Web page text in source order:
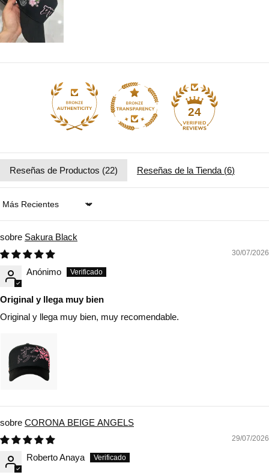
24
Reseñas de Productos (22) Reseñas de la Tienda (6)
Sort by
Sakura Black
30/07/2026
Anónimo
Original y llega muy bien
Original y llega muy bien, muy recomendable.
CORONA BEIGE ANGELS
29/07/2026
Roberto Anaya